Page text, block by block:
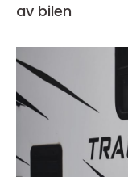
av bilen